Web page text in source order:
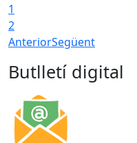
1
2
AnteriorSegüent
Butlletí digital